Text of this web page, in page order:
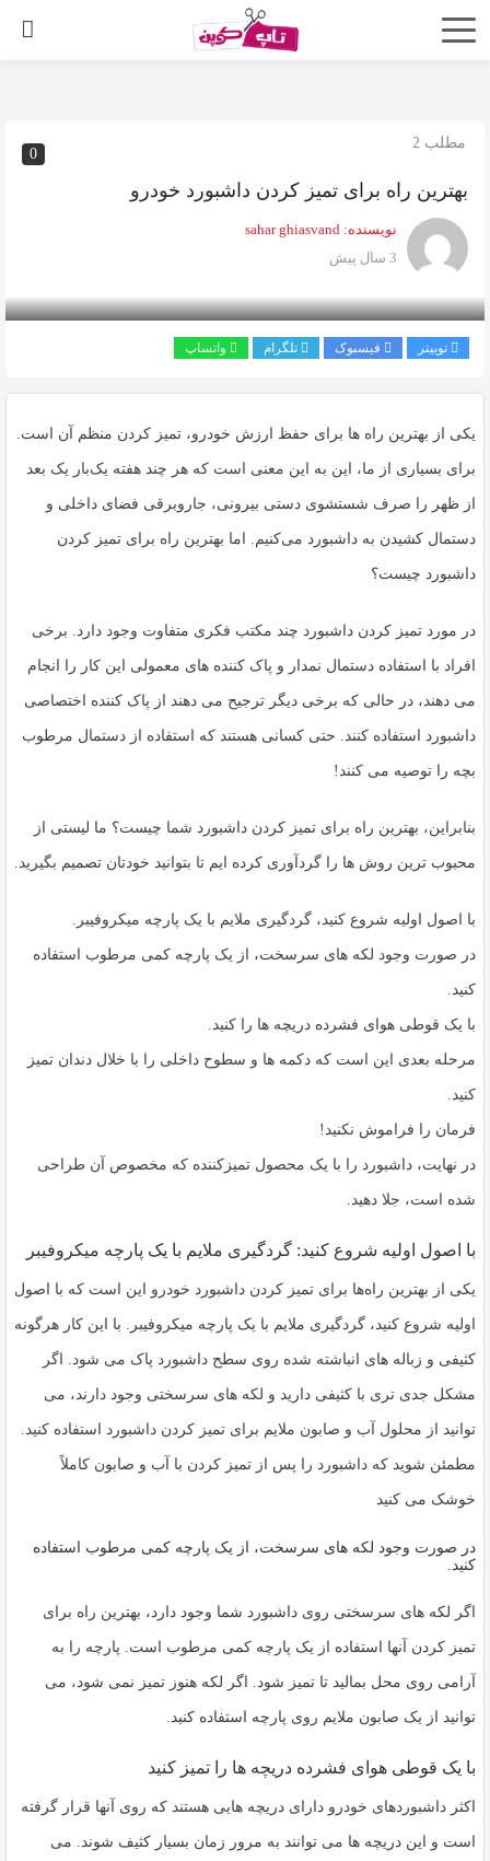
اشتراک
از
روش‌های
زیر
این
صفحه
دوستان
خود
اشتراک
کپی
0
مطلب 2
بهترین راه برای تمیز کردن داشبورد خودرو
نویسنده: sahar ghiasvand
3 سال پیش
توییتر فیسبوک تلگرام واتساپ
یکی از بهترین راه ها برای حفظ ارزش خودرو، تمیز کردن منظم آن است.
برای بسیاری از ما، این به این معنی است که هر چند هفته یک‌بار یک بعد
از ظهر را صرف شستشوی دستی بیرونی، جاروبرقی فضای داخلی و
دستمال کشیدن به داشبورد می‌کنیم. اما بهترین راه برای تمیز کردن
داشبورد چیست؟
در مورد تمیز کردن داشبورد چند مکتب فکری متفاوت وجود دارد. برخی
افراد با استفاده دستمال نمدار و پاک کننده های معمولی این کار را انجام
می دهند، در حالی که برخی دیگر ترجیح می دهند از پاک کننده اختصاصی
داشبورد استفاده کنند. حتی کسانی هستند که استفاده از دستمال مرطوب
بچه را توصیه می کنند!
بنابراین، بهترین راه برای تمیز کردن داشبورد شما چیست؟ ما لیستی از
محبوب ترین روش ها را گردآوری کرده ایم تا بتوانید خودتان تصمیم بگیرید.
با اصول اولیه شروع کنید، گردگیری ملایم با یک پارچه میکروفیبر.
در صورت وجود لکه های سرسخت، از یک پارچه کمی مرطوب استفاده
کنید.
با یک قوطی هوای فشرده دریچه ها را کنید.
مرحله بعدی این است که دکمه ها و سطوح داخلی را با خلال دندان تمیز
کنید.
فرمان را فراموش نکنید!
در نهایت، داشبورد را با یک محصول تمیزکننده که مخصوص آن طراحی
شده است، جلا دهید.
با اصول اولیه شروع کنید: گردگیری ملایم با یک پارچه میکروفیبر
یکی از بهترین راه‌ها برای تمیز کردن داشبورد خودرو این است که با اصول
اولیه شروع کنید، گردگیری ملایم با یک پارچه میکروفیبر. با این کار هرگونه
کثیفی و زباله های انباشته شده روی سطح داشبورد پاک می شود. اگر
مشکل جدی تری با کثیفی دارید و لکه های سرسختی وجود دارند، می
توانید از محلول آب و صابون ملایم برای تمیز کردن داشبورد استفاده کنید.
مطمئن شوید که داشبورد را پس از تمیز کردن با آب و صابون کاملاً
خوشک می کنید
در صورت وجود لکه های سرسخت، از یک پارچه کمی مرطوب استفاده
کنید.
اگر لکه های سرسختی روی داشبورد شما وجود دارد، بهترین راه برای
تمیز کردن آنها استفاده از یک پارچه کمی مرطوب است. پارچه را به
آرامی روی محل بمالید تا تمیز شود. اگر لکه هنوز تمیز نمی شود، می
توانید از یک صابون ملایم روی پارچه استفاده کنید.
با یک قوطی هوای فشرده دریچه ها را تمیز کنید
اکثر داشبوردهای خودرو دارای دریچه هایی هستند که روی آنها قرار گرفته
است و این دریچه ها می توانند به مرور زمان بسیار کثیف شوند. می